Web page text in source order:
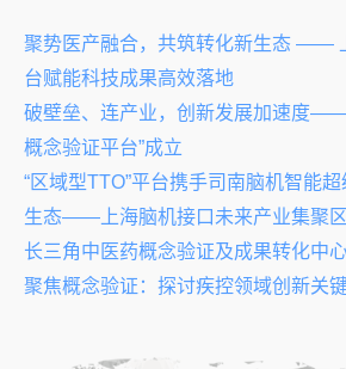
聚势医产融合，共筑转化新生态 ——
台赋能科技成果高效落地
破壁垒、连产业，创新发展加速度
概念验证平台”成立
“区域型TTO”平台携手司南脑机智能
生态——上海脑机接口未来产业集聚区
长三角中医药概念验证及成果转化中
聚焦概念验证：探讨疾控领域创新关